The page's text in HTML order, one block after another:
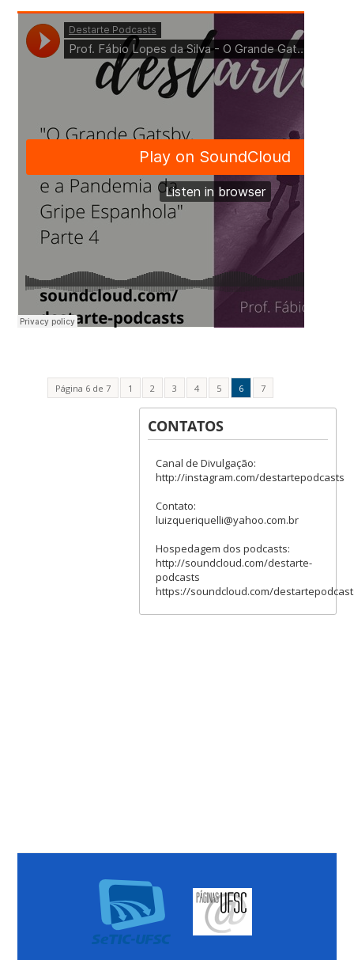
Página 6 de 7 1 2 3 4 5 6 7
CONTATOS
Canal de Divulgação:
http://instagram.com/destartepodcasts
Contato:
luizqueriquelli@yahoo.com.br
Hospedagem dos podcasts:
http://soundcloud.com/destarte-
podcasts
https://soundcloud.com/